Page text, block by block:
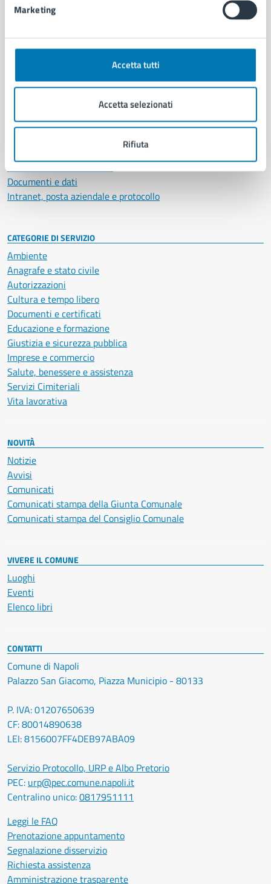
Marketing
Accetta tutti
Accetta selezionati
Rifiuta
Aree amministrative
Uffici
Personale amministrativo
Documenti e dati
Intranet, posta aziendale e protocollo
CATEGORIE DI SERVIZIO
Ambiente
Anagrafe e stato civile
Autorizzazioni
Cultura e tempo libero
Documenti e certificati
Educazione e formazione
Giustizia e sicurezza pubblica
Imprese e commercio
Salute, benessere e assistenza
Servizi Cimiteriali
Vita lavorativa
NOVITÀ
Notizie
Avvisi
Comunicati
Comunicati stampa della Giunta Comunale
Comunicati stampa del Consiglio Comunale
VIVERE IL COMUNE
Luoghi
Eventi
Elenco libri
CONTATTI
Comune di Napoli
Palazzo San Giacomo, Piazza Municipio - 80133
P. IVA: 01207650639
CF: 80014890638
LEI: 8156007FF4DEB97ABA09
Servizio Protocollo, URP e Albo Pretorio
PEC: urp@pec.comune.napoli.it
Centralino unico:0817951111
Leggi le FAQ
Prenotazione appuntamento
Segnalazione disservizio
Richiesta assistenza
Amministrazione trasparente